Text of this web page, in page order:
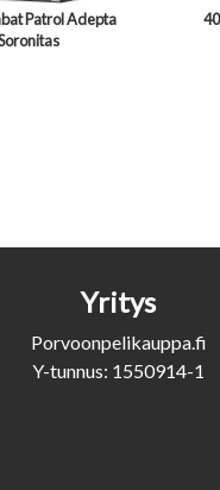
Patrol Adepta
Yritys
Porvoonpelikauppa.fi
Y-tunnus: 1550914-1